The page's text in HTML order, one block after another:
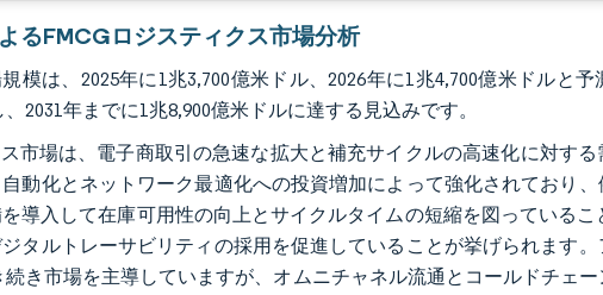
るFMCGロジスティクス市場分析
模は、2025年に1兆3,700億米ドル、2026年に1兆4,700億米ドルと
2031年までに1兆8,900億米ドルに達する見込みです。
市場は、電子商取引の急速な拡大と補充サイクルの高速化に対す
動化とネットワーク最適化への投資増加によって強化されており
導入して在庫可用性の向上とサイクルタイムの短縮を図っているこ
タルトレーサビリティの採用を促進していることが挙げられます
き市場を主導していますが、オムニチャネル流通とコールドチェ